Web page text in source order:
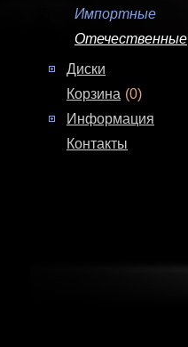
Импортные
Отечественные
Диски
Корзина (0)
Информация
Контакты